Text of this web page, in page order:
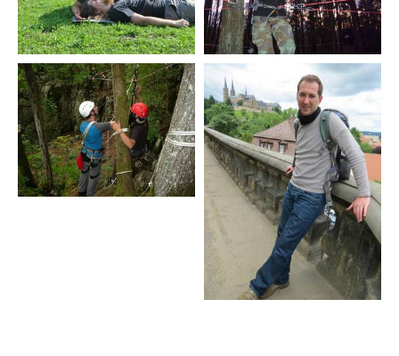
Markus Schleinkofer
Christoph Schnabel
Dominik Thannhäuser
Peter Timer
Raimund Widmer
▼